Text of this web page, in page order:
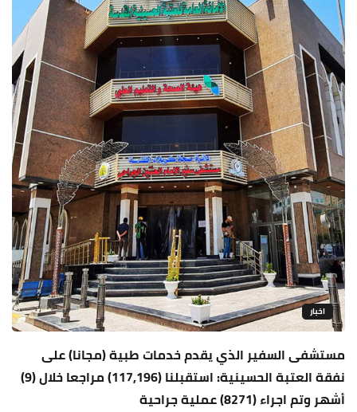
اخبار
مستشفى السفير الذي يقدم خدمات طبية (مجانا) على
نفقة العتبة الحسينية: استقبلنا (117,196) مراجعا خلال (9)
أشهر وتم اجراء (8271) عملية جراحية